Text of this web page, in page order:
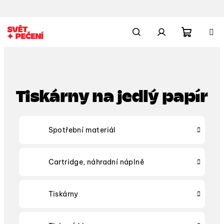
na
obsah
Tiskárny na jedlý papír
Spotřební materiál
Cartridge, náhradní náplně
Tiskárny